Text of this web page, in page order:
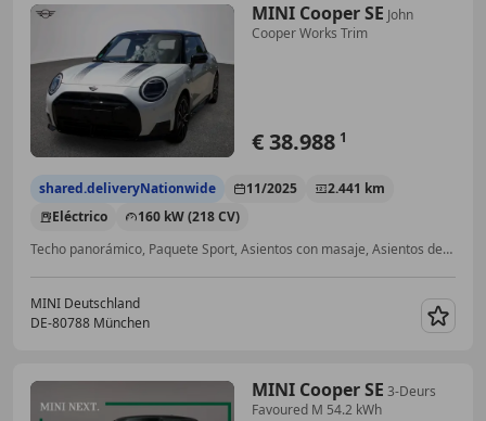
MINI Cooper SE John
Cooper Works Trim
€ 38.988 1
shared.deliveryNationwide 11/2025
2.441 km
Eléctrico
160 kW (218 CV)
Techo panorámico, Paquete Sport, Asientos con masaje, Asientos deportivos, 360° cámara, Sistema de sonido, Control de distancia, Navegador
MINI Deutschland
DE-80788 München
MINI Cooper SE 3-Deurs
Favoured M 54.2 kWh